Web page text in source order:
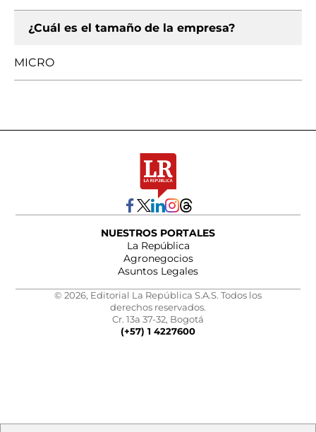
¿Cuál es el tamaño de la empresa?
MICRO
NUESTROS PORTALES
La República
Agronegocios
Asuntos Legales
© 2026, Editorial La República S.A.S. Todos los
derechos reservados.
Cr. 13a 37-32, Bogotá
(+57) 1 4227600